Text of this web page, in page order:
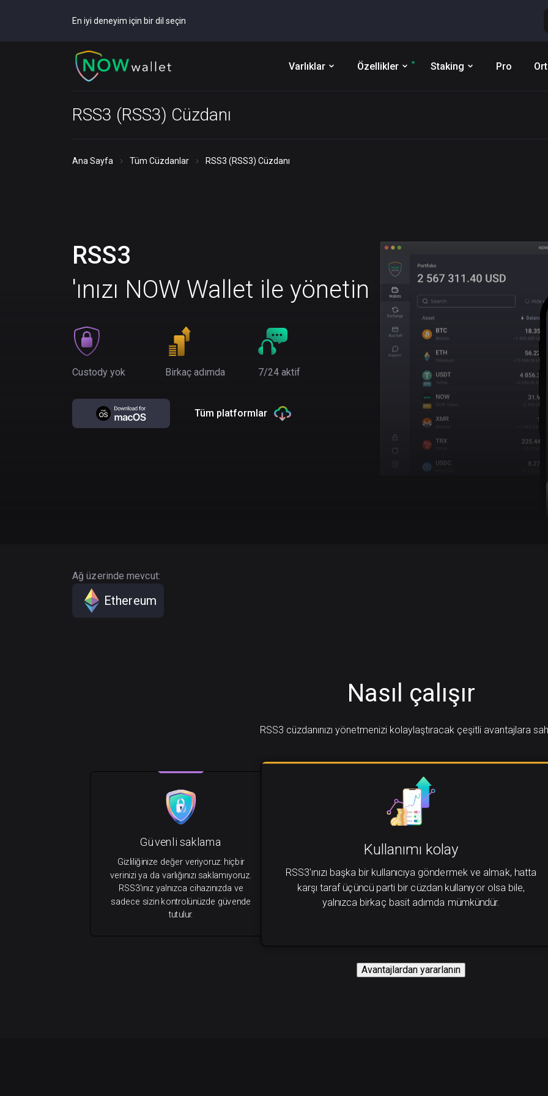
En iyi deneyim için bir dil seçin
Varlıklar Özellikler Staking Pro
RSS3 (RSS3) Cüzdanı
Ana Sayfa Tüm Cüzdanlar RSS3 (RSS3) Cüzdanı
RSS3
'ınızı NOW Wallet ile yönetin
Custody yok Birkaç adımda 7/24 aktif
Tüm platformlar
Ağ üzerinde mevcut:
Ethereum
Nasıl çalışır
RSS3 cüzdanınızı yönetmenizi kolaylaştıracak çeşitli avantajlara
Kullanımı kolay
RSS3'ınızı başka bir kullanıcıya göndermek ve almak, hatta
karşı taraf üçüncü parti bir cüzdan kullanıyor olsa bile,
yalnızca birkaç basit adımda mümkündür.
Güvenli saklama
Gizliliğinize değer veriyoruz: hiçbir
verinizi ya da varlığınızı saklamıyoruz.
RSS3'ınız yalnızca cihazınızda ve
sadece sizin kontrolünüzde güvende
tutulur.
Avantajlardan yararlanın